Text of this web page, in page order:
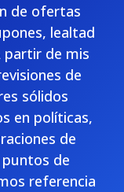
de ofertas
lealtad
partir de mis
de
sólidos
en políticas,
de
de
referencia